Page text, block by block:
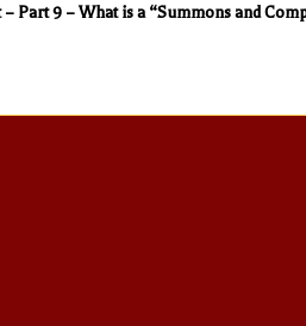
Part 9 – What is a “Summons and